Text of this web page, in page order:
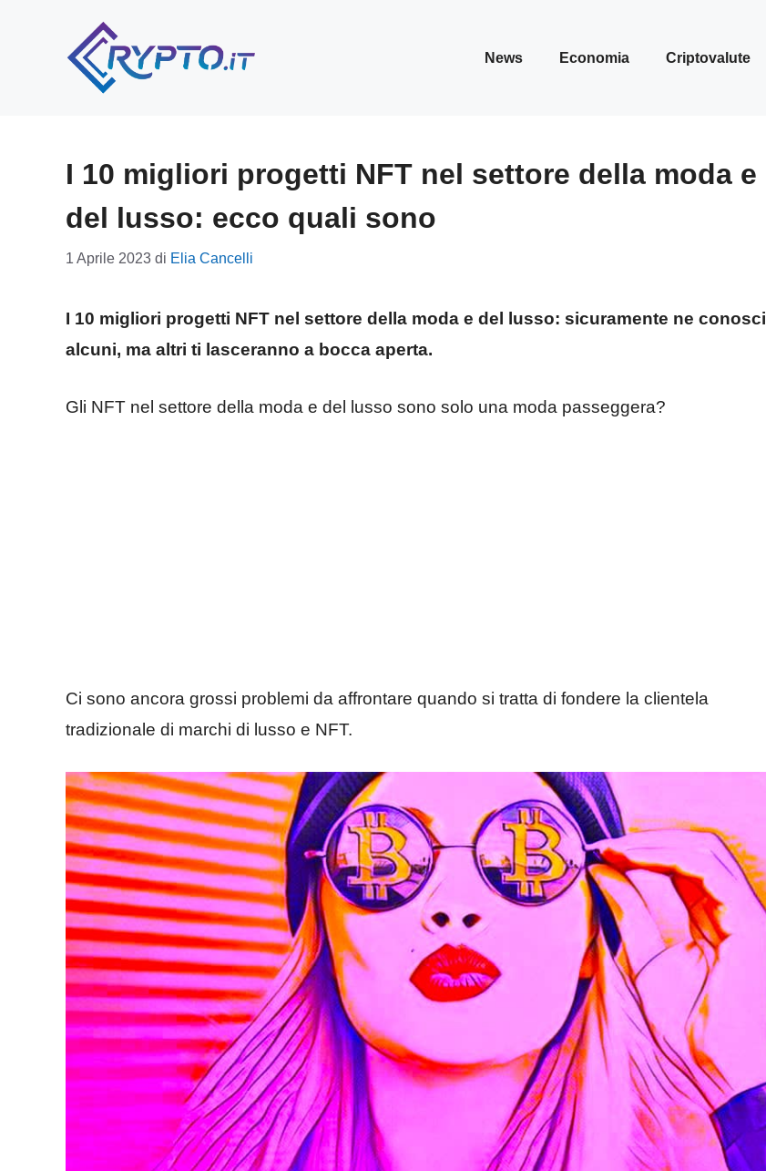
News Economia Criptovalute
I 10 migliori progetti NFT nel settore della moda e
del lusso: ecco quali sono
1 Aprile 2023 di Elia Cancelli
I 10 migliori progetti NFT nel settore della moda e del lusso: sicuramente ne conosci
alcuni, ma altri ti lasceranno a bocca aperta.
Gli NFT nel settore della moda e del lusso sono solo una moda passeggera?
Ci sono ancora grossi problemi da affrontare quando si tratta di fondere la clientela
tradizionale di marchi di lusso e NFT.